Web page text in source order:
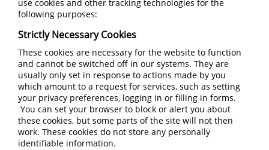
use cookies and other tracking technologies for the
following purposes:
Strictly Necessary Cookies
These cookies are necessary for the website to function
and cannot be switched off in our systems. They are
usually only set in response to actions made by you
which amount to a request for services, such as setting
your privacy preferences, logging in or filling in forms.
You can set your browser to block or alert you about
these cookies, but some parts of the site will not then
work. These cookies do not store any personally
identifiable information.